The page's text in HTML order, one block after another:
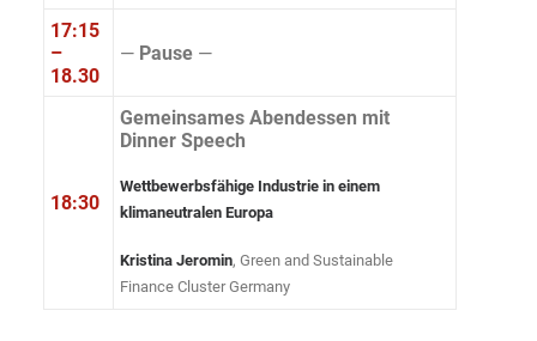
17:15
–
18.30
— Pause —
18:30
Gemeinsames Abendessen mit
Dinner Speech
Wettbewerbsfähige Industrie in einem
klimaneutralen Europa
Kristina Jeromin, Green and Sustainable
Finance Cluster Germany